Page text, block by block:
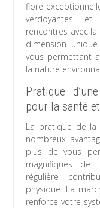
flore
verdoyantes
rencontres avec
dimension
vous permettant
la nature
Pratique
pour la santé
La pratique de la
nombreux
plus de vous
magnifiques de
régulière
physique. La
renforce votre